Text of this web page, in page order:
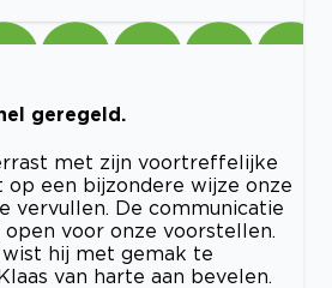
geregeld.
met zijn voortreffelijke
op een bijzondere wijze onze
vervullen. De communicatie
voor onze voorstellen.
hij met gemak te
van harte aan bevelen.